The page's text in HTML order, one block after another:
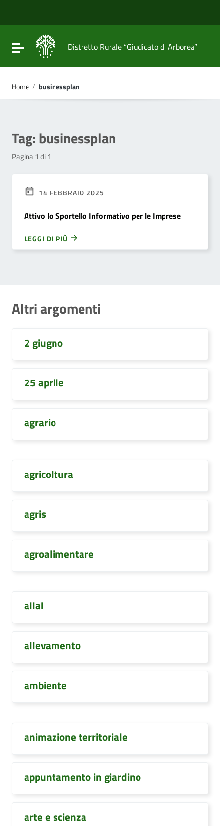
Vai al footer
Attiva / disattiva la navigazione
Distretto Rurale “Giudicato di Arborea”
Home / businessplan
Tag:businessplan
Pagina 1 di 1
14 FEBBRAIO 2025
Attivo lo Sportello Informativo per le Imprese
LEGGI DI PIÙ
Altri argomenti
2 giugno
25 aprile
agrario
agricoltura
agris
agroalimentare
allai
allevamento
ambiente
animazione territoriale
appuntamento in giardino
arte e scienza